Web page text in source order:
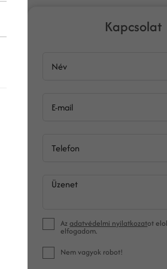
Kapcsolat
Név
E-mail
Telefon
Üzenet
Azadatvédelmi nyilatkozatot
elfogadom.
Nem vagyok robot!